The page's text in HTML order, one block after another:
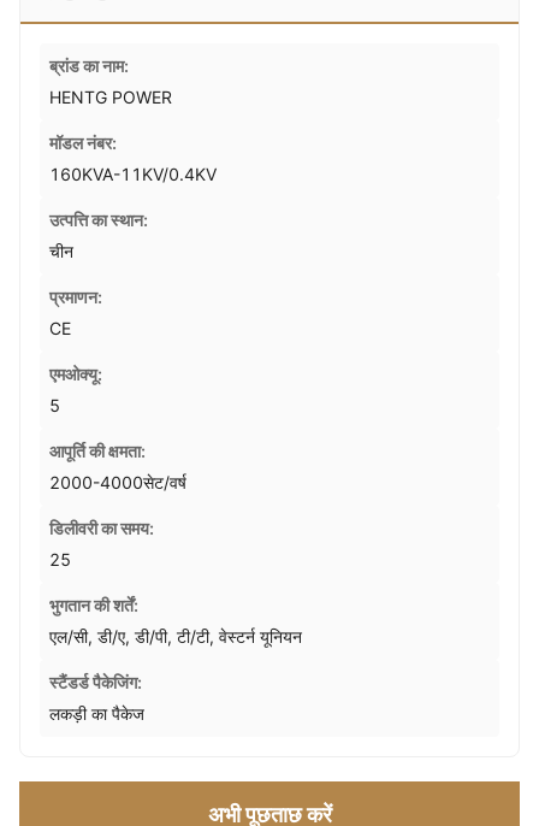
ब्रांड का नाम:
HENTG POWER
मॉडल नंबर:
160KVA-11KV/0.4KV
उत्पत्ति का स्थान:
चीन
प्रमाणन:
CE
एमओक्यू:
5
आपूर्ति की क्षमता:
2000-4000सेट/वर्ष
डिलीवरी का समय:
25
भुगतान की शर्तें:
एल/सी, डी/ए, डी/पी, टी/टी, वेस्टर्न यूनियन
स्टैंडर्ड पैकेजिंग:
लकड़ी का पैकेज
अभी पूछताछ करें